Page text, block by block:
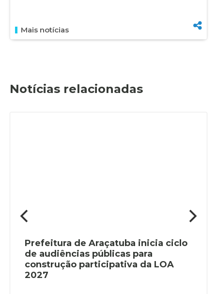
Mais notícias
Notícias relacionadas
Prefeitura de Araçatuba inicia ciclo
de audiências públicas para
construção participativa da LOA
2027